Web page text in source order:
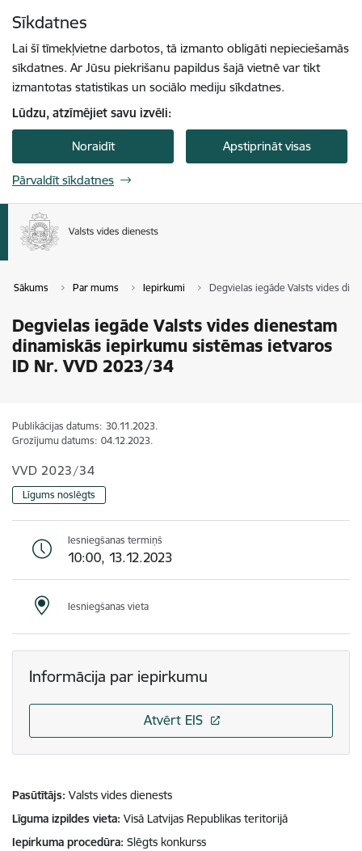
Sīkdatnes
Lai šī tīmekļvietne darbotos, tā izmanto obligāti nepieciešamās
sīkdatnes. Ar Jūsu piekrišanu papildus šajā vietnē var tikt
izmantotas statistikas un sociālo mediju sīkdatnes.
Lūdzu, atzīmējiet savu izvēli:
Noraidīt Apstiprināt visas
Pārvaldīt sīkdatnes
Sākums Par mums Iepirkumi Degvielas iegāde Valsts vides
Degvielas iegāde Valsts vides dienestam
dinamiskās iepirkumu sistēmas ietvaros
ID Nr. VVD 2023/34
Publikācijas datums: 30.11.2023.
Grozījumu datums: 04.12.2023.
VVD 2023/34
Līgums noslēgts
Iesniegšanas termiņš
10:00, 13.12.2023
Iesniegšanas vieta
Informācija par iepirkumu
Atvērt EIS
Pasūtītājs Valsts vides dienests
Līguma izpildes vieta Visā Latvijas Republikas teritorijā
Iepirkuma procedūra Slēgts konkurss